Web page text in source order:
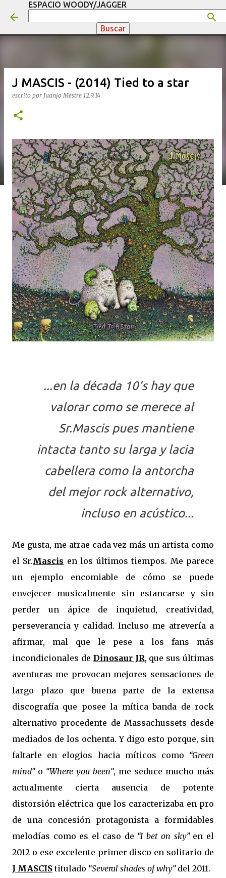
Ir al contenido principal
ESPACIO WOODY/JAGGER
J MASCIS - (2014) Tied to a star
escrito por Juanjo Mestre 12.9.14
...en la década 10’s hay que
valorar como se merece al
Sr.Mascis pues mantiene
intacta tanto su larga y lacia
cabellera como la antorcha
del mejor rock alternativo,
incluso en acústico...
Me gusta, me atrae cada vez más un artista como
el Sr.Mascis en los últimos tiempos. Me parece
un ejemplo encomiable de cómo se puede
envejecer musicalmente sin estancarse y sin
perder un ápice de inquietud, creatividad,
perseverancia y calidad. Incluso me atrevería a
afirmar, mal que le pese a los fans más
incondicionales de Dinosaur JR, que sus últimas
aventuras me provocan mejores sensaciones de
largo plazo que buena parte de la extensa
discografía que posee la mítica banda de rock
alternativo procedente de Massachussets desde
mediados de los ochenta. Y digo esto porque, sin
faltarle en elogios hacia míticos como “Green
mind”o “Where you been”, me seduce mucho más
actualmente cierta ausencia de potente
distorsión eléctrica que los caracterizaba en pro
de una concesión protagonista a formidables
melodías como es el caso de “I bet on sky”en el
2012 o ese excelente primer disco en solitario de
J MASCIStitulado “Several shades of why”del 2011.